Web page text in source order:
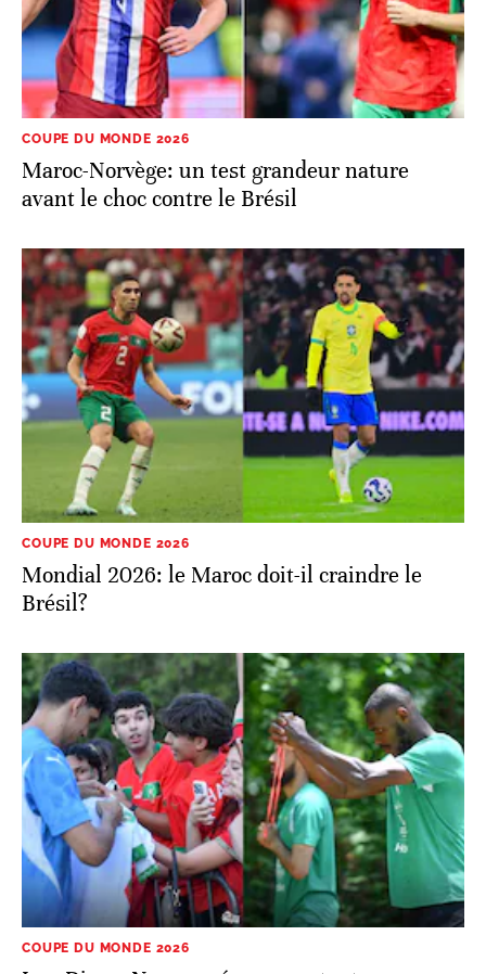
COUPE DU MONDE 2026
Maroc-Norvège: un test grandeur nature
avant le choc contre le Brésil
COUPE DU MONDE 2026
Mondial 2026: le Maroc doit-il craindre le
Brésil?
COUPE DU MONDE 2026